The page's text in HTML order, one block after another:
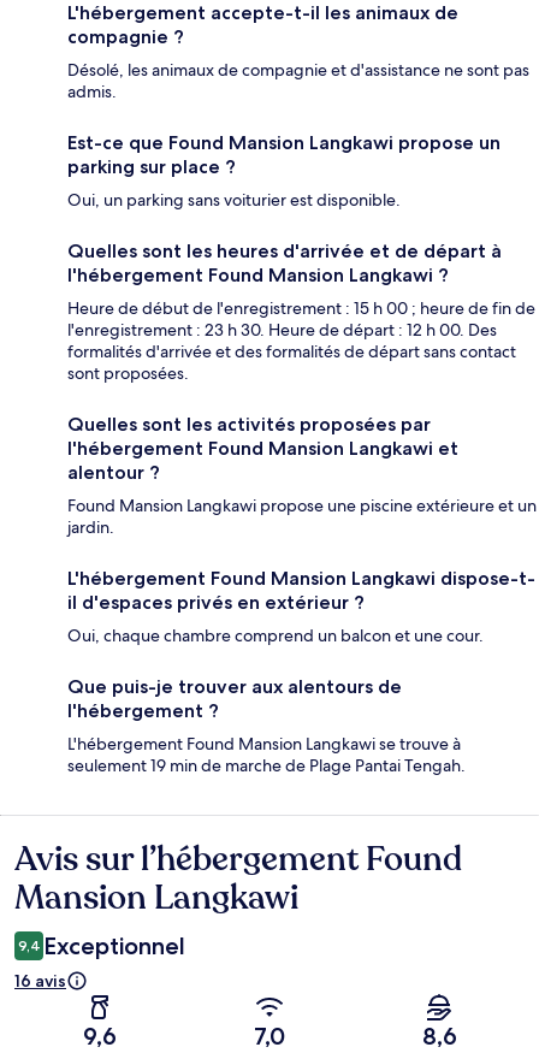
L'hébergement accepte-t-il les animaux de
compagnie ?
Désolé, les animaux de compagnie et d'assistance ne sont pas
admis.
Est-ce que Found Mansion Langkawi propose un
parking sur place ?
Oui, un parking sans voiturier est disponible.
Quelles sont les heures d'arrivée et de départ à
l'hébergement Found Mansion Langkawi ?
Heure de début de l'enregistrement : 15 h 00 ; heure de fin de
l'enregistrement : 23 h 30. Heure de départ : 12 h 00. Des
formalités d'arrivée et des formalités de départ sans contact
sont proposées.
Quelles sont les activités proposées par
l'hébergement Found Mansion Langkawi et
alentour ?
Found Mansion Langkawi propose une piscine extérieure et un
jardin.
L'hébergement Found Mansion Langkawi dispose-t-
il d'espaces privés en extérieur ?
Oui, chaque chambre comprend un balcon et une cour.
Que puis-je trouver aux alentours de
l'hébergement ?
L'hébergement Found Mansion Langkawi se trouve à
seulement 19 min de marche de Plage Pantai Tengah.
Avis
Avis sur l’hébergement Found
Mansion Langkawi
9,4 Exceptionnel
16 avis
9,6 7,0 8,6